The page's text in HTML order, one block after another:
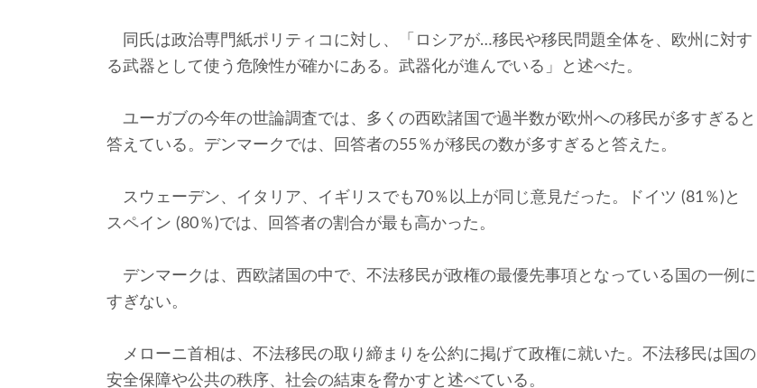
同氏は政治専門紙ポリティコに対し、「ロシアが…移民や移民問題全体を、欧州に対す
る武器として使う危険性が確かにある。武器化が進んでいる」と述べた。
ユーガブの今年の世論調査では、多くの西欧諸国で過半数が欧州への移民が多すぎると
答えている。デンマークでは、回答者の55％が移民の数が多すぎると答えた。
スウェーデン、イタリア、イギリスでも70％以上が同じ意見だった。ドイツ (81％)と
スペイン (80％)では、回答者の割合が最も高かった。
デンマークは、西欧諸国の中で、不法移民が政権の最優先事項となっている国の一例に
すぎない。
メローニ首相は、不法移民の取り締まりを公約に掲げて政権に就いた。不法移民は国の
安全保障や公共の秩序、社会の結束を脅かすと述べている。